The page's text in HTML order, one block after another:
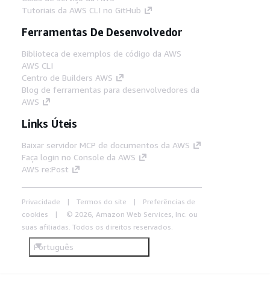
Tutoriais da AWS CLI no GitHub
Ferramentas De Desenvolvedor
Biblioteca de exemplos de código da AWS
AWS CLI
Centro de Builders AWS
Blog de ferramentas para desenvolvedores da
AWS
Links Úteis
Baixar servidor MCP de documentos da AWS
Faça login no Console da AWS
AWS re:Post
Privacidade Termos do site
Preferências de
cookies
© 2026, Amazon Web Services, Inc. ou
suas afiliadas. Todos os direitos reservados.
Português